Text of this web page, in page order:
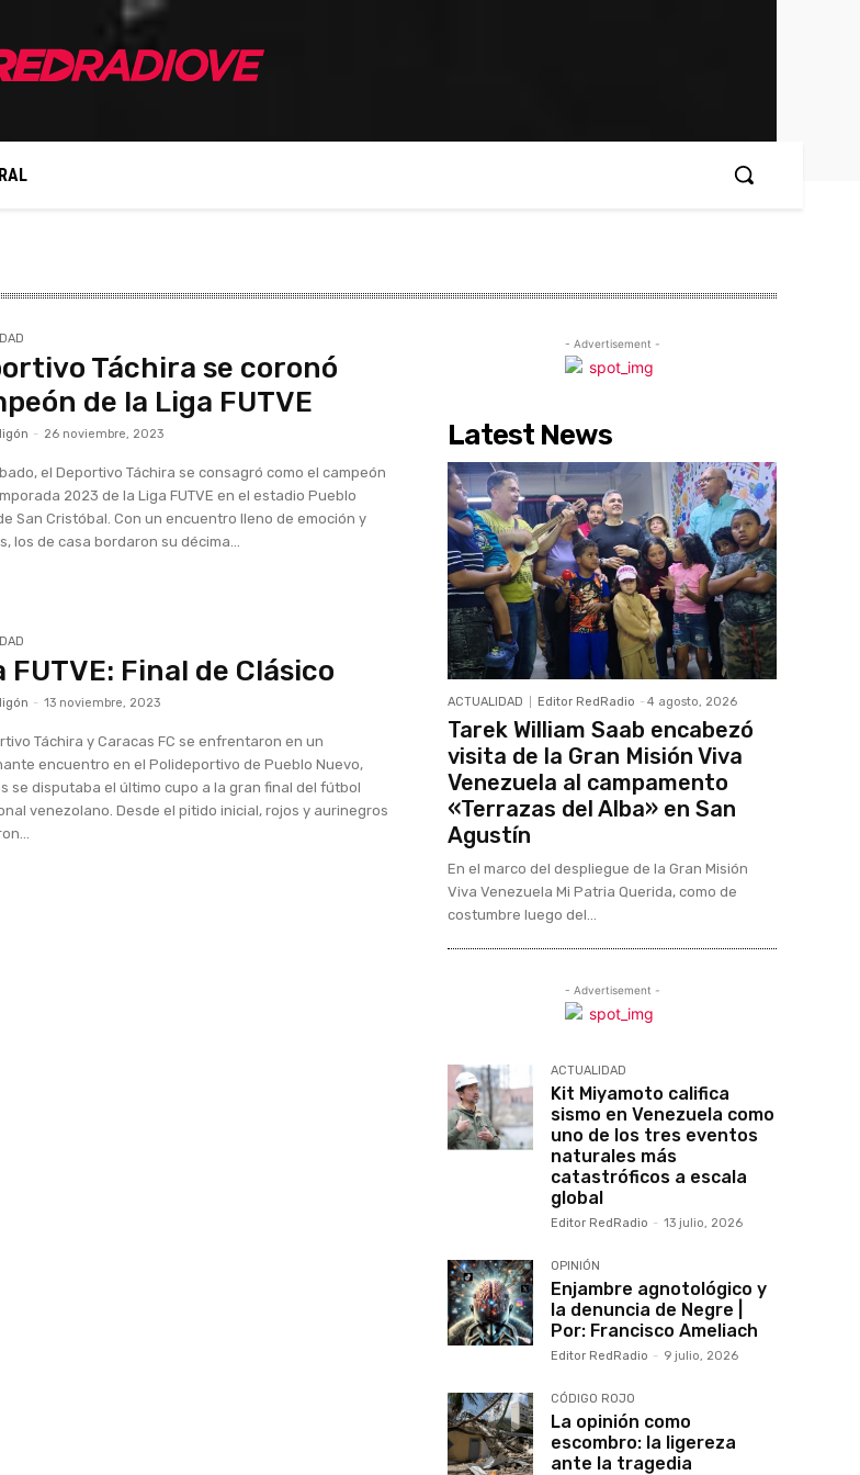
Táchira se coronó
de la Liga FUTVE
- 26 noviembre, 2023
el Deportivo Táchira se consagró como el campeón
2023 de la Liga FUTVE en el estadio Pueblo
San Cristóbal. Con un encuentro lleno de emoción y
los de casa bordaron su décima...
FUTVE: Final de Clásico
- 13 noviembre, 2023
Táchira y Caracas FC se enfrentaron en un
encuentro en el Polideportivo de Pueblo Nuevo,
se disputaba el último cupo a la gran final del fútbol
venezolano. Desde el pitido inicial, rojos y aurinegros
- Advertisement -
Latest News
ACTUALIDAD Editor RedRadio - 4 agosto, 2026
Tarek William Saab encabezó
visita de la Gran Misión Viva
Venezuela al campamento
«Terrazas del Alba» en San
Agustín
En el marco del despliegue de la Gran Misión
Viva Venezuela Mi Patria Querida, como de
costumbre luego del...
- Advertisement -
ACTUALIDAD
Kit Miyamoto califica
sismo en Venezuela como
uno de los tres eventos
naturales más
catastróficos a escala
global
Editor RedRadio - 13 julio, 2026
OPINIÓN
Enjambre agnotológico y
la denuncia de Negre |
Por: Francisco Ameliach
Editor RedRadio - 9 julio, 2026
CÓDIGO ROJO
La opinión como
escombro: la ligereza
ante la tragedia